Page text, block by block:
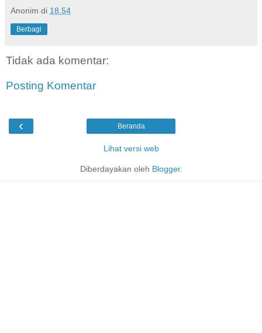
Anonim di 18.54
Berbagi
Tidak ada komentar:
Posting Komentar
‹ Beranda
Lihat versi web
Diberdayakan oleh Blogger.